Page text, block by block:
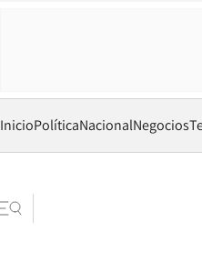
InicioPolíticaNacionalNegocios